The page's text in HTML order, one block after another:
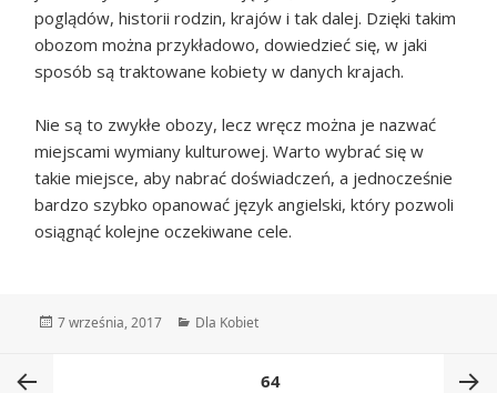
poglądów, historii rodzin, krajów i tak dalej. Dzięki takim
obozom można przykładowo, dowiedzieć się, w jaki
sposób są traktowane kobiety w danych krajach.
Nie są to zwykłe obozy, lecz wręcz można je nazwać
miejscami wymiany kulturowej. Warto wybrać się w
takie miejsce, aby nabrać doświadczeń, a jednocześnie
bardzo szybko opanować język angielski, który pozwoli
osiągnąć kolejne oczekiwane cele.
Data
7 września, 2017 Kategorie
Dla Kobiet
PAGE64